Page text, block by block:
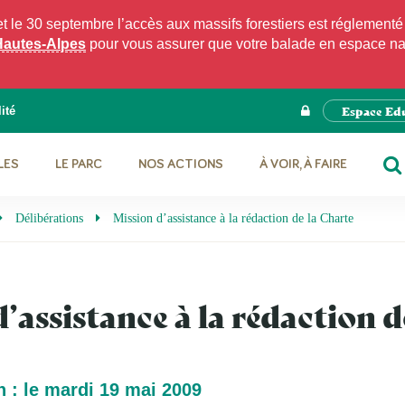
30 septembre l’accès aux massifs forestiers est
Alpes pour vous assurer que votre balade en espace
Espace
LE PARC NOS ACTIONS
À VOIR, À FAIRE
Délibérations Mission d’assistance à la rédaction de la Charte
à la rédaction
: le mardi 19 mai 2009